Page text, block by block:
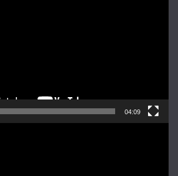
04:09